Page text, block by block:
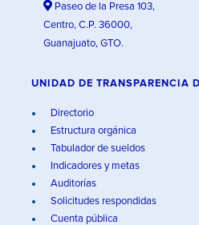
Paseo de la Presa 103,
Centro, C.P. 36000,
Guanajuato, GTO.
UNIDAD DE TRANSPARENCIA
Directorio
Estructura orgánica
Tabulador de sueldos
Indicadores y metas
Auditorías
Solicitudes respondidas
Cuenta pública